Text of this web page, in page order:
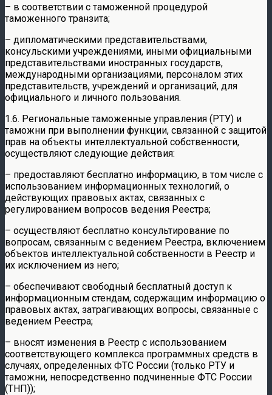
– в соответствии с таможенной процедурой
таможенного транзита;
– дипломатическими представительствами,
консульскими учреждениями, иными официальными
представительствами иностранных государств,
международными организациями, персоналом этих
представительств, учреждений и организаций, для
официального и личного пользования.
1.6. Региональные таможенные управления (РТУ) и
таможни при выполнении функции, связанной с защитой
прав на объекты интеллектуальной собственности,
осуществляют следующие действия:
– предоставляют бесплатно информацию, в том числе с
использованием информационных технологий, о
действующих правовых актах, связанных с
регулированием вопросов ведения Реестра;
– осуществляют бесплатно консультирование по
вопросам, связанным с ведением Реестра, включением
объектов интеллектуальной собственности в Реестр и
их исключением из него;
– обеспечивают свободный бесплатный доступ к
информационным стендам, содержащим информацию о
правовых актах, затрагивающих вопросы, связанные с
ведением Реестра;
– вносят изменения в Реестр с использованием
соответствующего комплекса программных средств в
случаях, определенных ФТС России (только РТУ и
таможни, непосредственно подчиненные ФТС России
(ТНП));